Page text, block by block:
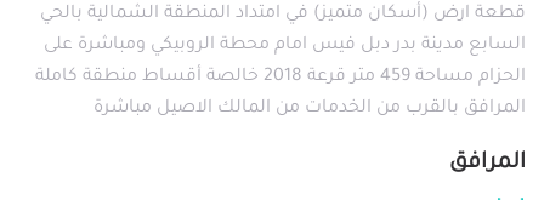
قطعة ارض (أسكان متميز) في امتداد المنطقة الشمالية بالحي
السابع مدينة بدر دبل فيس امام محطة الروبيكي ومباشرة على
الحزام مساحة 459 متر قرعة 2018 خالصة أقساط منطقة كاملة
المرافق بالقرب من الخدمات من المالك الاصيل مباشرة
المرافق